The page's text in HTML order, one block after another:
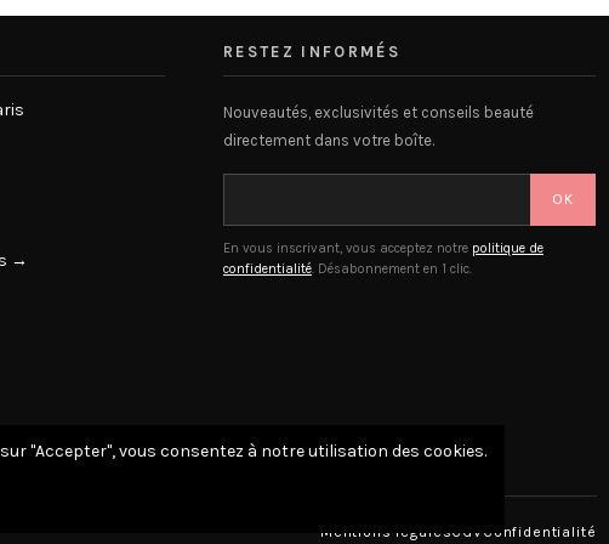
→
RESTEZ INFORMÉS
Nouveautés, exclusivités et conseils beauté
directement dans votre boîte.
OK
En vous inscrivant, vous acceptez notre politique de
confidentialité. Désabonnement en 1 clic.
Mentions légalesCGV Confidentialité
"Accepter", vous consentez à notre utilisation des cookies.